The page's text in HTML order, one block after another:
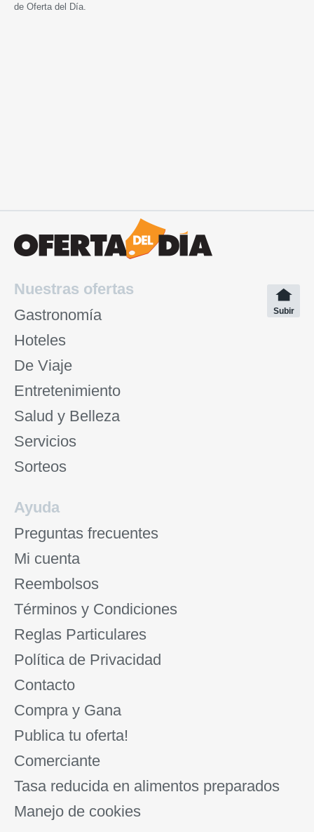
de Oferta del Día.
Nuestras ofertas
Gastronomía
Hoteles
De Viaje
Entretenimiento
Salud y Belleza
Servicios
Sorteos
Subir
Ayuda
Preguntas frecuentes
Mi cuenta
Reembolsos
Términos y Condiciones
Reglas Particulares
Política de Privacidad
Contacto
Compra y Gana
Publica tu oferta!
Comerciante
Tasa reducida en alimentos preparados
Manejo de cookies